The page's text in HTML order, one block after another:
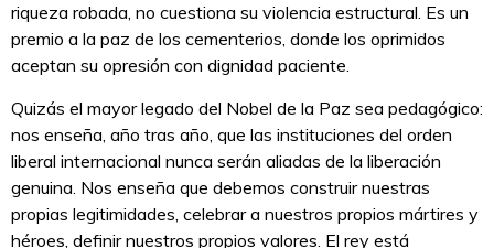
riqueza robada, no cuestiona su violencia estructural. Es un
premio a la paz de los cementerios, donde los oprimidos
aceptan su opresión con dignidad paciente.
Quizás el mayor legado del Nobel de la Paz sea pedagógico:
nos enseña, año tras año, que las instituciones del orden
liberal internacional nunca serán aliadas de la liberación
genuina. Nos enseña que debemos construir nuestras
propias legitimidades, celebrar a nuestros propios mártires y
héroes, definir nuestros propios valores. El rey está